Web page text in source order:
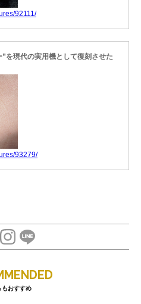
92111/
を現代の実用機として復刻させた
93279/
もおすすめ